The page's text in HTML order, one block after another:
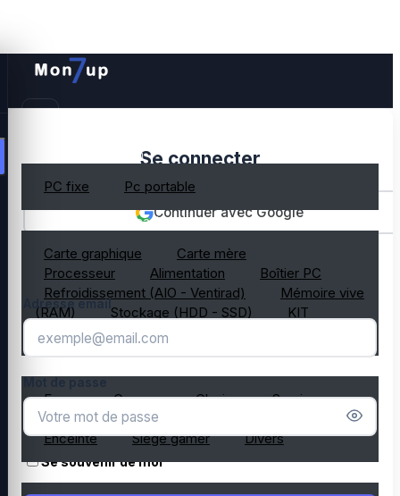
PC gamer occasion
PC fixe Pc portable
Composant PC occasion
Carte graphique
Carte mère
Processeur
Alimentation
Boîtier PC
Refroidissement (AIO - Ventirad)
Mémoire vive
(RAM)
Stockage (HDD - SSD)
KIT
composant PC gamer
Ecran Casque Clavier
Souris
Microphone
Webcam
Enceinte
Siège gamer Divers
Se connecter
Continuer avec Google
OU
Adresse email
Se souvenir de moi